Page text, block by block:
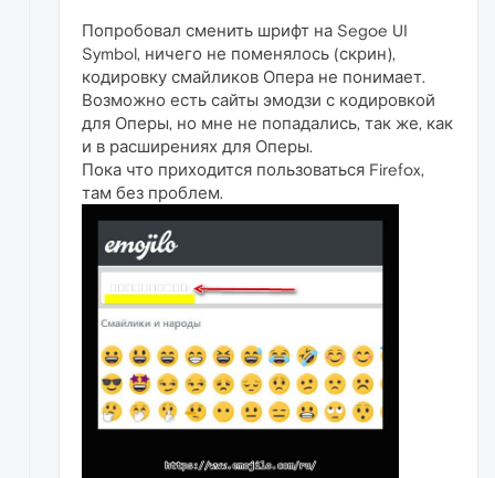
Попробовал сменить шрифт на Segoe UI
Symbol, ничего не поменялось (скрин),
кодировку смайликов Опера не понимает.
Возможно есть сайты эмодзи с кодировкой
для Оперы, но мне не попадались, так же, как
и в расширениях для Оперы.
Пока что приходится пользоваться Firefox,
там без проблем.